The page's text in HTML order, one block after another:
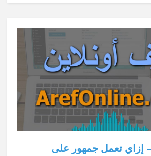
حلقة 48 – إزاي تعمل جمهور على